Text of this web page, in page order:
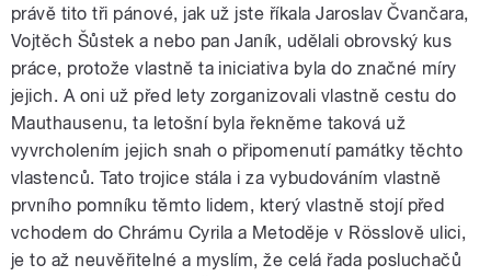
právě tito tři pánové, jak už jste říkala Jaroslav Čvančara,
Vojtěch Šůstek a nebo pan Janík, udělali obrovský kus
práce, protože vlastně ta iniciativa byla do značné míry
jejich. A oni už před lety zorganizovali vlastně cestu do
Mauthausenu, ta letošní byla řekněme taková už
vyvrcholením jejich snah o připomenutí památky těchto
vlastenců. Tato trojice stála i za vybudováním vlastně
prvního pomníku těmto lidem, který vlastně stojí před
vchodem do Chrámu Cyrila a Metoděje v Rösslově ulici,
je to až neuvěřitelné a myslím, že celá řada posluchačů